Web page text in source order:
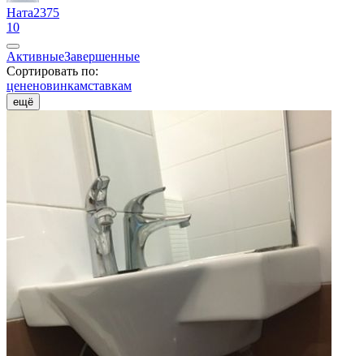
Ната2375
10
АктивныеЗавершенные
Сортировать по:
цененовинкамставкам
ещё